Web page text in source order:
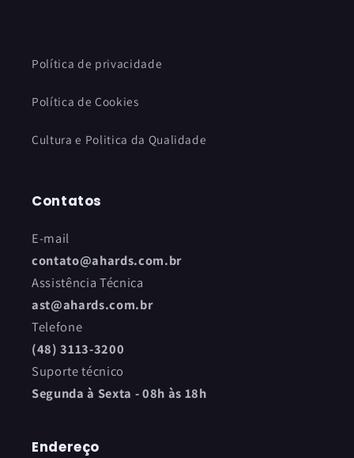
Política de privacidade
Política de Cookies
Cultura e Politica da Qualidade
Contatos
E-mail
contato@ahards.com.br
Assistência Técnica
ast@ahards.com.br
Telefone
(48) 3113-3200
Suporte técnico
Segunda à Sexta - 08h às 18h
Endereço